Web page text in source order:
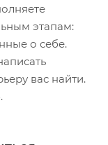
этапам:
о себе.
вас найти.